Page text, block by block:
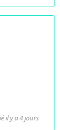
il y a 4 jours